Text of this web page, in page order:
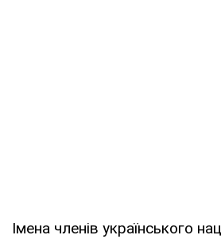
Імена членів українського